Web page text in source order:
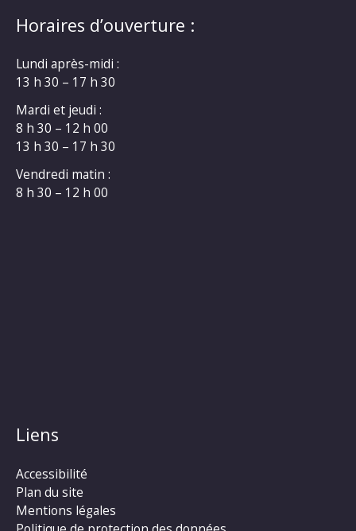
Horaires d’ouverture :
Lundi après-midi :
13 h 30 – 17 h 30
Mardi et jeudi :
8 h 30 – 12 h 00
13 h 30 – 17 h 30
Vendredi matin :
8 h 30 – 12 h 00
Liens
Accessibilité
Plan du site
Mentions légales